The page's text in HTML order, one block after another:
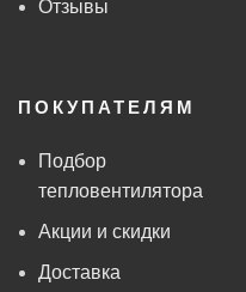
Отзывы
ПОКУПАТЕЛЯМ
Подбор
тепловентилятора
Акции и скидки
Доставка